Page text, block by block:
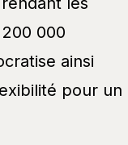
000
ainsi
pour un